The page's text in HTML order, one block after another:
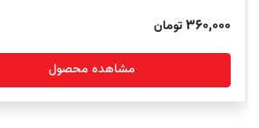
360,000تومان
مشاهده محصول